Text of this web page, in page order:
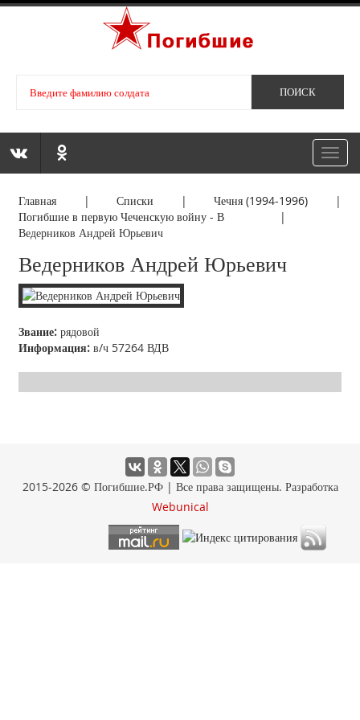
Главная |Списки |Чечня (1994-1996) |
Погибшие в первую Чеченскую войну - В |
Ведерников Андрей Юрьевич
Ведерников Андрей Юрьевич
Звание: рядовой
Информация: в/ч 57264 ВДВ
2015-2026 © Погибшие.РФ | Все права защищены. Разработка
Webunical